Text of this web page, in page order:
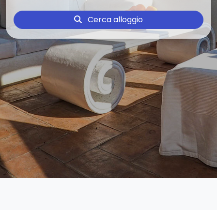
Cerca alloggio